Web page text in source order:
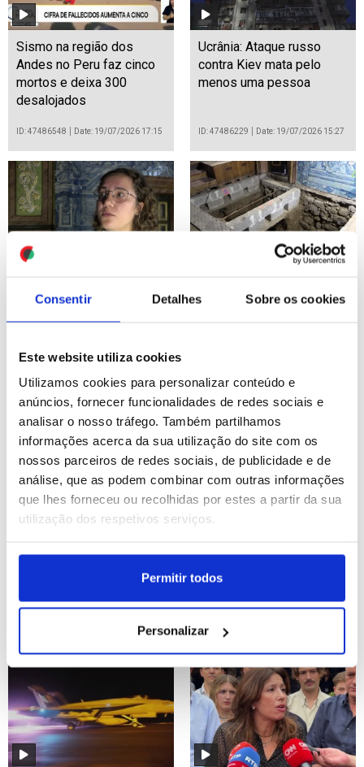
Consentir Detalhes Sobre os cookies
Este website utiliza cookies
Utilizamos cookies para personalizar conteúdo e
anúncios, fornecer funcionalidades de redes sociais e
analisar o nosso tráfego. Também partilhamos
informações acerca da sua utilização do site com os
nossos parceiros de redes sociais, de publicidade e de
análise, que as podem combinar com outras informações
que lhes forneceu ou recolhidas por estes a partir da sua
utilização dos respetivos serviços.
Permitir todos
Personalizar
Sismo na região dos
Andes no Peru faz cinco
mortos e deixa 300
desalojados
ID: 47486548 Date: 19/07/2026 17:15
Ucrânia: Ataque russo
contra Kiev mata pelo
menos uma pessoa
ID: 47486229 Date: 19/07/2026 15:27
novos enterramentos na
capela-mor de igreja de
novos enterramentos na
ID: 47478294 Date: 19/07/2026 08:00
recomendações acatadas
– chefe da missão
Date: 18/07/2026 17:48
de deslizamento de terra
na China
ID: 47482601